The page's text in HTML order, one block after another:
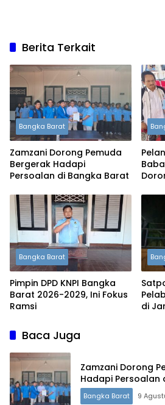
Berita Terkait
Bangka Barat
Zamzani Dorong Pemuda
Bergerak Hadapi
Persoalan di Bangka Barat
Bangka Barat
Pimpin DPD KNPI Bangka
Barat 2026-2029, Ini Fokus
Ramsi
di
Baca Juga
Zamzani Dorong
Hadapi Persoalan
Bangka Barat 9